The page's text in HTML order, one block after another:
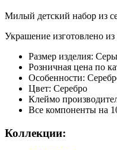
Милый детский набор из
Украшение изготовлено
Размер изделия:
Розничная цена по
Особенности:
Цвет: Серебро
Клеймо
Все компоненты на
Коллекции: